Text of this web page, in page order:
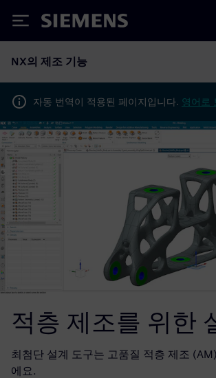
Siemens
NX의 제조 기능
자동 번역이 적용된 페이지입니다. 영어로
적층 제조를 위한
최첨단 설계 도구는 고품질 적층 제조
에요.